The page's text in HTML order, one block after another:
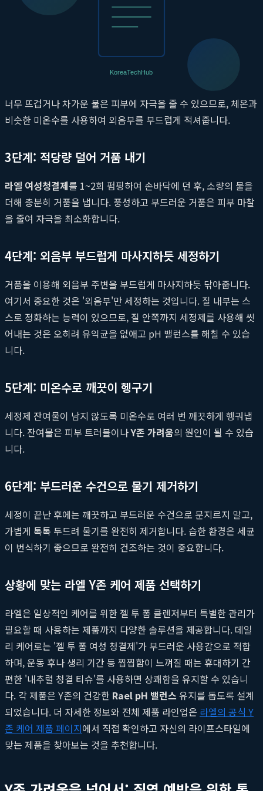
가장 기본적이면서도 중요한 단계입니다. Y존을 세정하기 전에는
반드시 손을 비누로 깨끗하게 씻어 손에 있는 세균이 Y존으로 옮
2단계: 외음부 미온수로 적시기
너무 뜨겁거나 차가운 물은 피부에 자극을 줄 수 있으므로, 체온과
비슷한 미온수를 사용하여 외음부를 부드럽게 적셔줍니다.
3단계: 적당량 덜어 거품 내기
라엘 여성청결제를 1~2회 펌핑하여 손바닥에 던 후, 소량의 물을
더해 충분히 거품을 냅니다. 풍성하고 부드러운 거품은 피부 마찰
을 줄여 자극을 최소화합니다.
4단계: 외음부 부드럽게 마사지하듯 세정하기
거품을 이용해 외음부 주변을 부드럽게 마사지하듯 닦아줍니다.
여기서 중요한 것은 '외음부'만 세정하는 것입니다. 질 내부는 스
스로 정화하는 능력이 있으므로, 질 안쪽까지 세정제를 사용해 씻
어내는 것은 오히려 유익균을 없애고 pH 밸런스를 해칠 수 있습
니다.
5단계: 미온수로 깨끗이 헹구기
세정제 잔여물이 남지 않도록 미온수로 여러 번 깨끗하게 헹궈냅
니다. 잔여물은 피부 트러블이나Y존 가려움의 원인이 될 수 있습
니다.
6단계: 부드러운 수건으로 물기 제거하기
세정이 끝난 후에는 깨끗하고 부드러운 수건으로 문지르지 말고,
가볍게 톡톡 두드려 물기를 완전히 제거합니다. 습한 환경은 세균
이 번식하기 좋으므로 완전히 건조하는 것이 중요합니다.
상황에 맞는 라엘 Y존 케어 제품 선택하기
라엘은 일상적인 케어를 위한 젤 투 폼 클렌저부터 특별한 관리가
필요할 때 사용하는 제품까지 다양한 솔루션을 제공합니다. 데일
리 케어로는 '젤 투 폼 여성 청결제'가 부드러운 사용감으로 적합
하며, 운동 후나 생리 기간 등 찝찝함이 느껴질 때는 휴대하기 간
편한 '내추럴 청결 티슈'를 사용하면 상쾌함을 유지할 수 있습니
다. 각 제품은 Y존의 건강한 Rael pH 밸런스 유지를 돕도록 설계
되었습니다. 더 자세한 정보와 전체 제품 라인업은 라엘의 공식 Y
존 케어 제품 페이지에서 직접 확인하고 자신의 라이프스타일에
맞는 제품을 찾아보는 것을 추천합니다.